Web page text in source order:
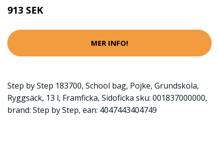
913 SEK
MER INFO!
Step by Step 183700, School bag, Pojke, Grundskola,
Ryggsäck, 13 l, Framficka, Sidoficka sku: 001837000000,
brand: Step by Step, ean: 4047443404749